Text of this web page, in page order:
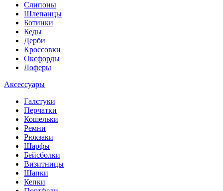
Слипоны
Шлепанцы
Ботинки
Кеды
Дерби
Кроссовки
Оксфорды
Лоферы
Аксессуары
Галстуки
Перчатки
Кошельки
Ремни
Рюкзаки
Шарфы
Бейсболки
Визитницы
Шапки
Кепки